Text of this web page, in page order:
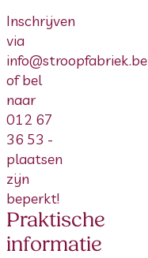
Inschrijven
via
info@stroopfabriek.be
of bel
naar
012 67
36 53 -
plaatsen
zijn
beperkt!
Praktische
informatie